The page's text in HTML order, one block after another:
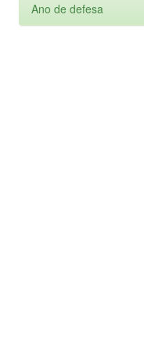
Ano de defesa